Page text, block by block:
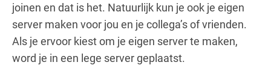
joinen en dat is het. Natuurlijk kun je ook je eigen
server maken voor jou en je collega’s of vrienden.
Als je ervoor kiest om je eigen server te maken,
word je in een lege server geplaatst.